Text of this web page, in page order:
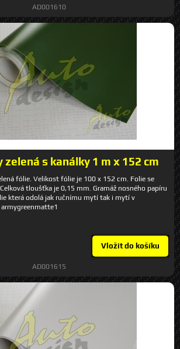
AD001610
s kanálky 1 m x 152 cm
fólie. Velikost fólie je 100 x 152 cm. Folie se
tloušťka je 0,15 mm. Gramáž nosného papíru
která odolá jak ručnímu mytí tak i mytí v
Vložit do košíku
AD001615